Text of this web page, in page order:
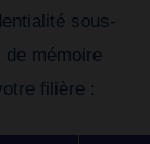
sous-
mémoire
filière :